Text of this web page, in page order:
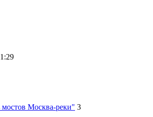
Москва-реки" 3